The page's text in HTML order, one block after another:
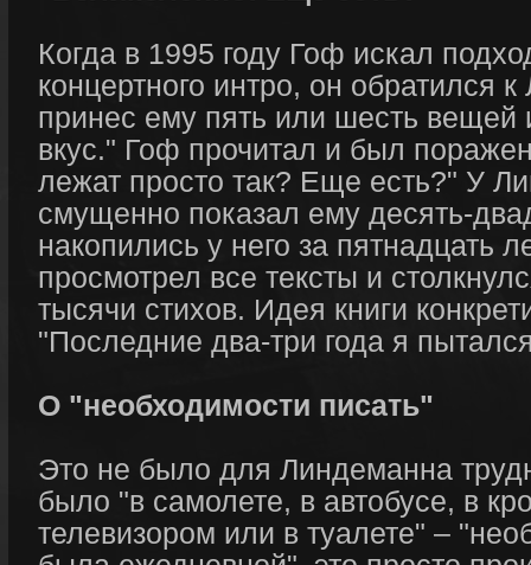
Когда в 1995 году Гоф искал
концертного интро, он обратился
принес ему пять или шесть вещей
вкус." Гоф прочитал и был
лежат просто так? Еще есть?" У
смущенно показал ему десять-
накопились у него за пятнадцать
просмотрел все тексты и
тысячи стихов. Идея книги
"Последние два-три года я
О "необходимости писать"
Это не было для Линдеманна
было "в самолете, в автобусе, в
телевизором или в туалете" –